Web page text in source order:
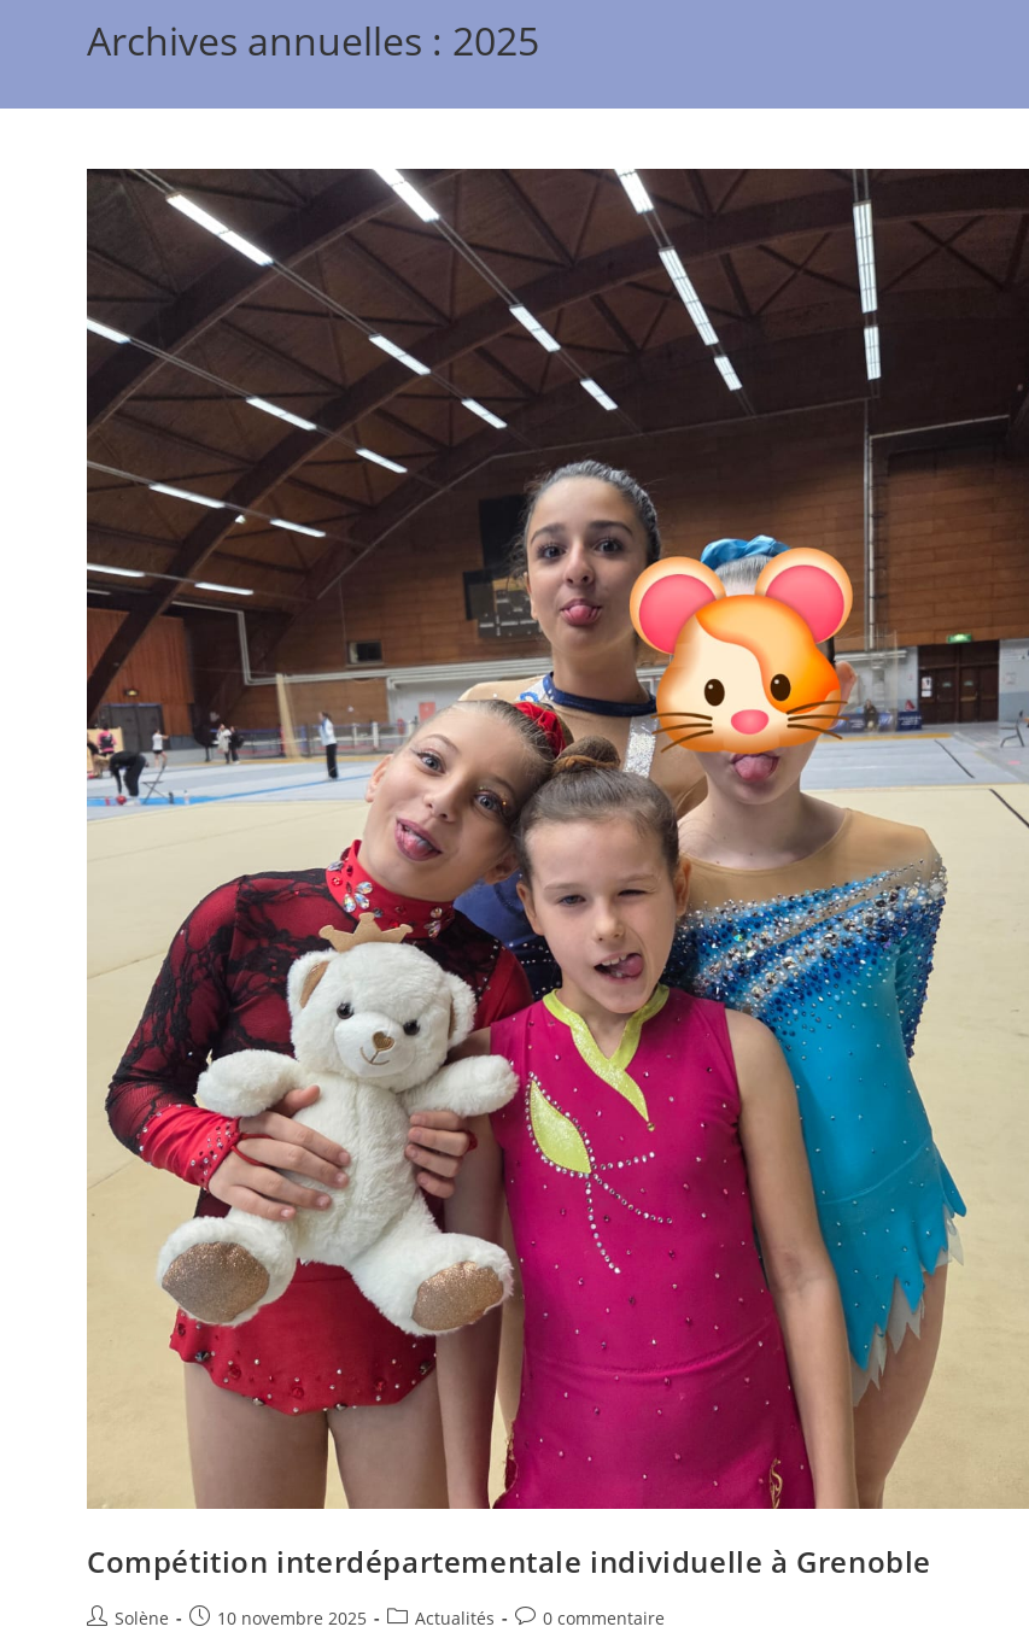
Archives annuelles : 2025
Compétition interdépartementale individuelle à Grenoble
Auteur/autrice
Solène
Publication
10 novembre 2025
PostActualités
Commentaires
0 commentaire